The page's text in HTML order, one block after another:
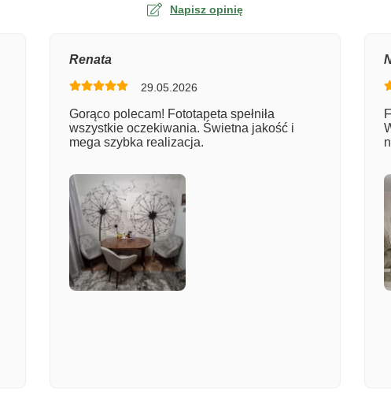
Napisz opinię
Numer zamówienia
Załącz zdjęcie
Renata
29.05.2026
Gorąco polecam! Fototapeta spełniła
wszystkie oczekiwania. Świetna jakość i
mega szybka realizacja.